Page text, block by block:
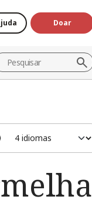
Doar